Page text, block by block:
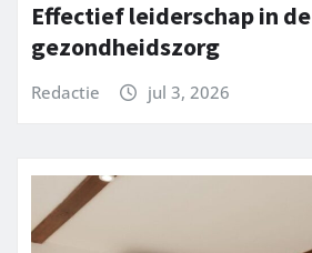
Effectief leiderschap in de
gezondheidszorg
Redactie jul 3, 2026